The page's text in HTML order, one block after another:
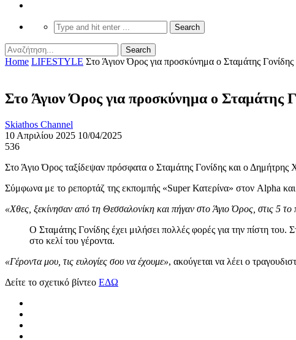
Home LIFESTYLE Στο Άγιον Όρος για προσκύνημα ο Σταμάτης
Στο Άγιον Όρος για προσκύνημα ο Σταμάτης
Skiathos Channel
10 Απριλίου 2025 10/04/2025
536
Στο Άγιο Όρος ταξίδεψαν πρόσφατα ο Σταμάτης Γονίδης και ο
Σύμφωνα με το ρεπορτάζ της εκπομπής «Super Κατερίνα» στον Alpha και
«Χθες, ξεκίνησαν από τη Θεσσαλονίκη και πήγαν στο Άγιο Όρος, στις 5
Ο Σταμάτης Γονίδης έχει μιλήσει πολλές φορές για την πίστη
στο κελί του γέροντα.
«Γέροντα μου, τις ευλογίες σου να έχουμε», ακούγεται να λέει ο
Δείτε το σχετικό βίντεο ΕΔΩ